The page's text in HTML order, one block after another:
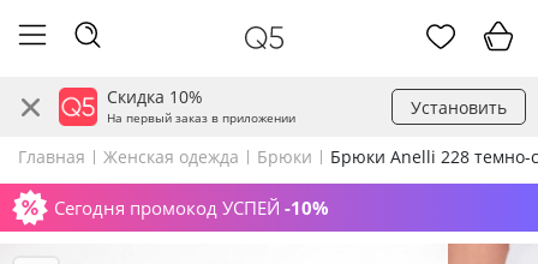
Скидка 10%
На первый заказ в приложении Установить
Главная Женская одежда Брюки Брюки Anelli 228 темно-
Сегодня промокод УСПЕЙ -10%